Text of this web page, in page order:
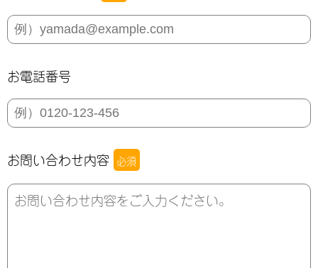
お電話番号
お問い合わせ内容 必須